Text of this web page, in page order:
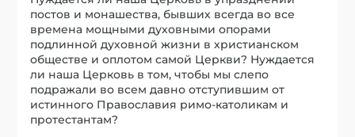
постов и монашества, бывших всегда во все
времена мощными духовными опорами
подлинной духовной жизни в христианском
обществе и оплотом самой Церкви? Нуждается
ли наша Церковь в том, чтобы мы слепо
подражали во всем давно отступившим от
истинного Православия римо-католикам и
протестантам?